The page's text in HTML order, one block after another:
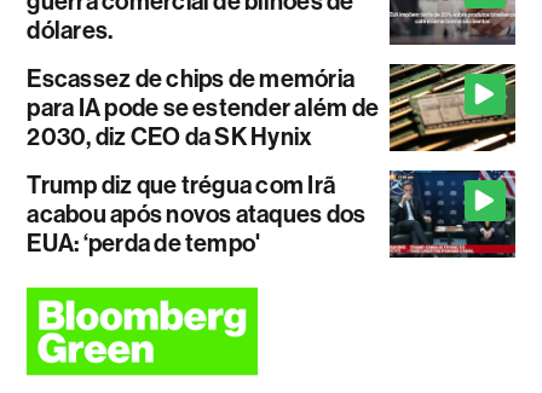
dólares.
Escassez de chips de memória
para IA pode se estender além de
2030, diz CEO da SK Hynix
Trump diz que trégua com Irã
acabou após novos ataques dos
EUA: ‘perda de tempo'